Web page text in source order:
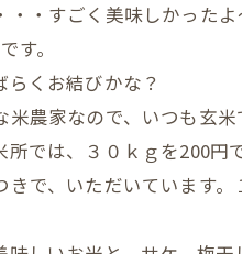
・・すごく美味しかったよ
す。
くお結びかな？
農家なので、いつも玄米
では、３０ｋｇを200円
で、いただいています。